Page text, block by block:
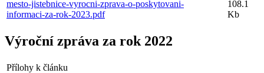
mesto-jistebnice-vyrocni-zprava-o-poskytovani-
informaci-za-rok-2023.pdf
108.1
Kb
Výroční zpráva za rok 2022
Přílohy k článku